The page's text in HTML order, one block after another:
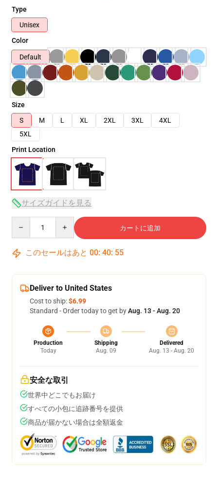
Type
Unisex
Color
Default
Size
S
M L XL 2XL 3XL
4XL
5XL
Print Location
サイズガイドを見る
カートに追加
このセールはあと 00: 40: 54
Deliver to United States
Cost to ship:$6.99
Standard - Order today to get byAug. 13 - Aug. 20
Production
Today
Shipping
Aug. 09
Delivered
Aug. 13 - Aug. 20
安全な取引
世界中どこでもお届け
すべての小包に追跡番号を提供
商品が届かない場合は全額返金